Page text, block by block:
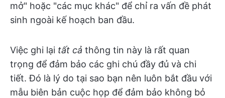
mở" hoặc "các mục khác" để chỉ ra vấn đề phát
sinh ngoài kế hoạch ban đầu.
Việc ghi lại tất cả thông tin này là rất quan
trọng để đảm bảo các ghi chú đầy đủ và chi
tiết. Đó là lý do tại sao bạn nên luôn bắt đầu với
mẫu biên bản cuộc họp để đảm bảo không bỏ